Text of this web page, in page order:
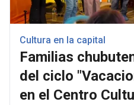
Cultura en la capital
Familias
del ciclo
en el Centro